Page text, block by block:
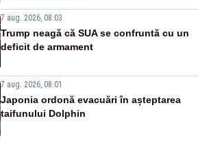
7 aug. 2026, 08:03
Trump neagă că SUA se confruntă cu un
deficit de armament
7 aug. 2026, 08:01
Japonia ordonă evacuări în așteptarea
taifunului Dolphin